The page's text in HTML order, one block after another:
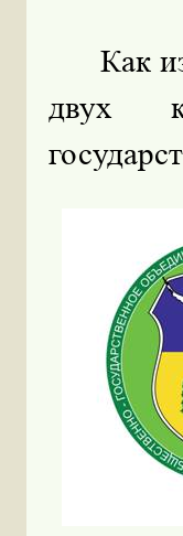
Как
двух